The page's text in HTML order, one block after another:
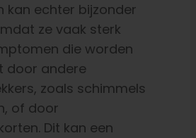
kan echter bijzonder
ze vaak sterk
die worden
door andere
zoals schimmels
of door
Dit kan een